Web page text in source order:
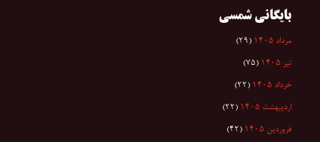
بایگانی شمسی
مرداد ۱۴۰۵ (۲۹)
تیر ۱۴۰۵ (۷۵)
خرداد ۱۴۰۵ (۲۲)
اردیبهشت ۱۴۰۵ (۲۲)
فروردین ۱۴۰۵ (۴۲)